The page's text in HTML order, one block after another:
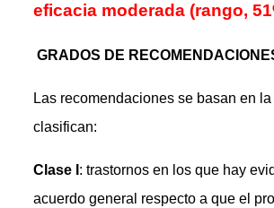
eficacia moderada (rango,
GRADOS DE
Las recomendaciones se basan en
clasifican:
Clase I : trastornos en los que hay
acuerdo general respecto a que el